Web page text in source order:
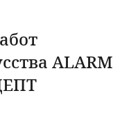
ALARM